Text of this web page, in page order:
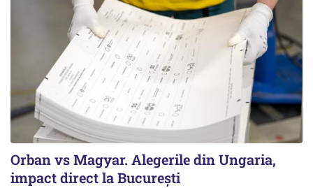
Orban vs Magyar. Alegerile din Ungaria,
impact direct la Bucureşti